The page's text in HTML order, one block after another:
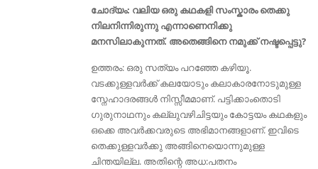
ചോദ്യം: വലിയ ഒരു കഥകളി സംസ്കാരം തെക്കു
നിലനിന്നിരുന്നു എന്നാണെനിക്കു
മനസിലാകുന്നത്. അതെങ്ങിനെ നമുക്ക് നഷ്ടപ്പെട്ടു?
ഉത്തരം: ഒരു സത്യം പറഞ്ഞേ കഴിയൂ.
വടക്കുള്ളവർക്ക് കലയോടും കലാകാരനോടുമുള്ള
സ്നേഹാദരങ്ങൾ നിസ്സീമമാണ്. പട്ടിക്കാംതൊടി
ഗുരുനാഥനും കല്ലുവഴിചിട്ടയും കോട്ടയം കഥകളും
ഒക്കെ അവർക്കവരുടെ അഭിമാനങ്ങളാണ്. ഇവിടെ
തെക്കുള്ളവർക്കു അങ്ങിനെയൊന്നുമുള്ള
ചിന്തയില്ല. അതിന്റെ അധ:പതനം